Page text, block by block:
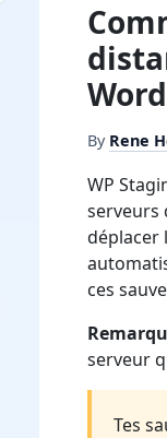
By Rene
WP
serveurs
déplacer
ces
serveur
Tes